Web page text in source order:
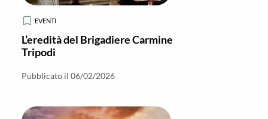
EVENTI
L’eredità del Brigadiere Carmine
Tripodi
Pubblicato il 06/02/2026